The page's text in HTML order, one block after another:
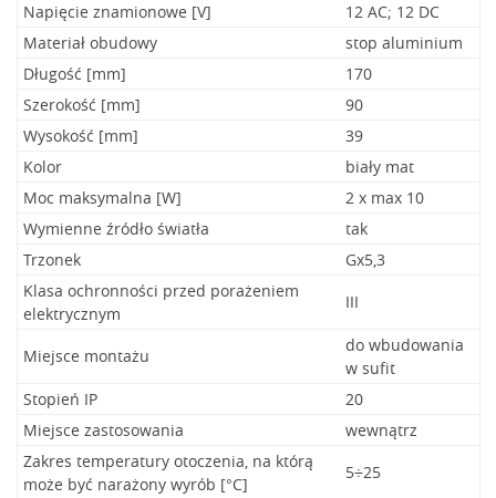
Napięcie znamionowe [V]
12 AC; 12 DC
Materiał obudowy
stop aluminium
Długość [mm]
170
Szerokość [mm]
90
Wysokość [mm]
39
Kolor
biały mat
Moc maksymalna [W]
2 x max 10
Wymienne źródło światła
tak
Trzonek
Gx5,3
Klasa ochronności przed porażeniem
elektrycznym
III
Miejsce montażu
do wbudowania
w sufit
Stopień IP
20
Miejsce zastosowania
wewnątrz
Zakres temperatury otoczenia, na którą
może być narażony wyrób [°C]
5÷25